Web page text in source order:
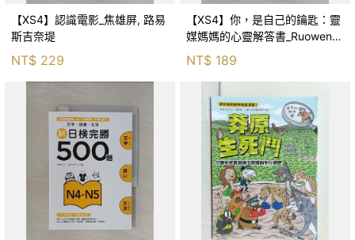
【XS4】認識電影_焦雄屏, 路易
斯吉奈堤
NT$ 229
【XS4】你，是自己的鑰匙：靈
媒媽媽的心靈解答書_Ruowen
Huang
NT$ 189